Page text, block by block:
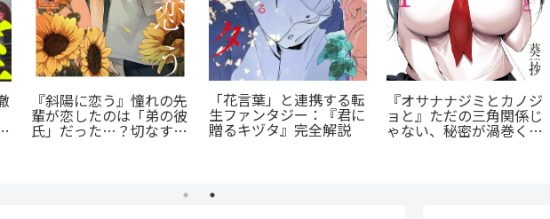
『斜陽に恋う』憧れの先
輩が恋したのは「弟の彼
氏」だった…？切なすぎ
「花言葉」と連携する転
生ファンタジー：『君に
贈るキヅタ』完全解説
『オサナナジミとカノジ
ョと』ただの三角関係じ
ゃない、秘密が渦巻くセ
クシーサスペンスの魅力